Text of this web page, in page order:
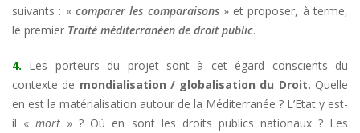
suivants : « comparer les comparaisons» et proposer, à terme,
le premier Traité méditerranéen de droit public.
4. Les porteurs du projet sont à cet égard conscients du
contexte de mondialisation / globalisation du Droit. Quelle
en est la matérialisation autour de la Méditerranée ? L’Etat y est-
il «mort » ? Où en sont les droits publics nationaux ? Les